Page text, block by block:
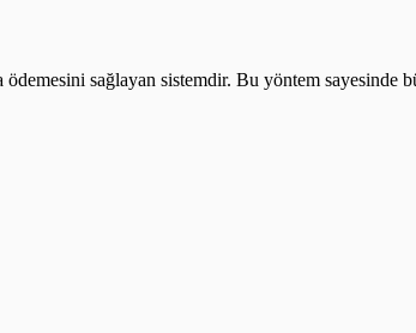
sağlayan sistemdir. Bu yöntem sayesinde